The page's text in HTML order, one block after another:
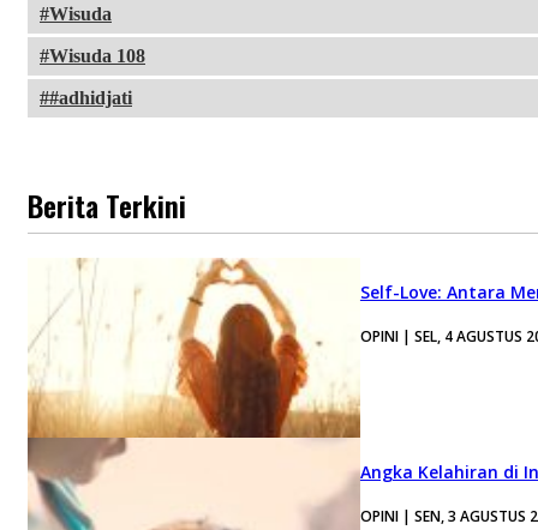
Wisuda
Wisuda 108
#adhidjati
Berita Terkini
Self-Love: Antara
OPINI | SEL, 4 AGUSTUS
Angka Kelahiran di
OPINI | SEN, 3 AGUSTUS